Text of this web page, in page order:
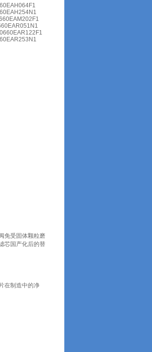
免受固体颗粒磨
芯国产化后的替
在制造中的净